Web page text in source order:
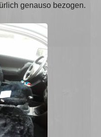
genauso bezogen.